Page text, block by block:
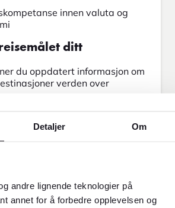
Detaljer Om
andre lignende teknologier på
annet for å forbedre opplevelsen og
innen valuta og
ditt
du oppdatert informasjon om
verden over
med Western Union